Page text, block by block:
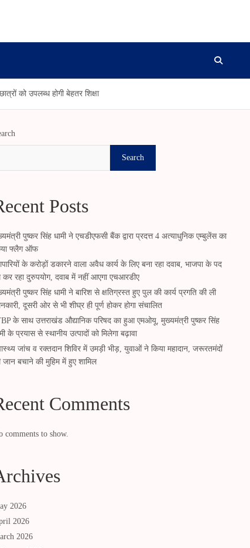
को उपलब्ध होगी बेहतर शिक्षा
Search
Posts
पुष्कर सिंह धामी ने एचडीएफसी बैंक द्वारा प्रदत्त 4 अत्याधुनिक एम्बुलेंस का
फ्लैग ऑफ
के करोड़ों डकारने वाला अवैध कार्य के लिए बना रहा दवाब, भाजपा के पद
कर रहा दुरुपयोग, दवाब में नहीं आएगा एचआरडीए
पुष्कर सिंह धामी ने बारिश से क्षतिग्रस्त हुए पुल की कार्य प्रगति की ली
दूसरी ओर से भी शीघ्र ही पूर्ण होकर होगा संचालित
के साथ उत्तराखंड औद्यानिक परिषद का हुआ एमओयू, मुख्यमंत्री पुष्कर सिंह
के प्रयास से स्थानीय उत्पादों को मिलेगा बढ़ावा
जांच व रक्तदान शिविर में उमड़ी भीड़, युवाओं ने किया महादान, जरूरतमंदों
जान बचाने की मुहिम में हुए शामिल
Comments
comments to show.
2026
2026
2026